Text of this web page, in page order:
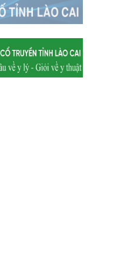
Xã A Mú Sung
Xã Nậm Chày
Xã Bát Xát